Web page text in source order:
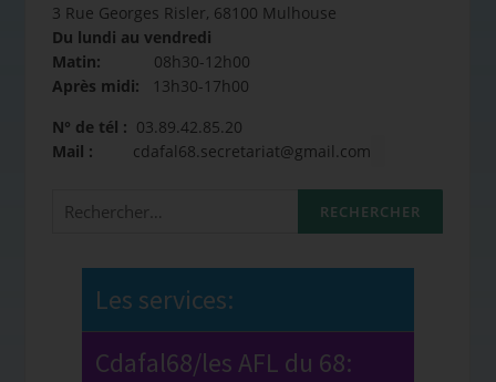
3 Rue Georges Risler, 68100 Mulhouse
Du lundi au vendredi
Matin: 08h30-12h00
Après midi: 13h30-17h00
N° de tél : 03.89.42.85.20
Mail : cdafal68.secretariat@gmail.com